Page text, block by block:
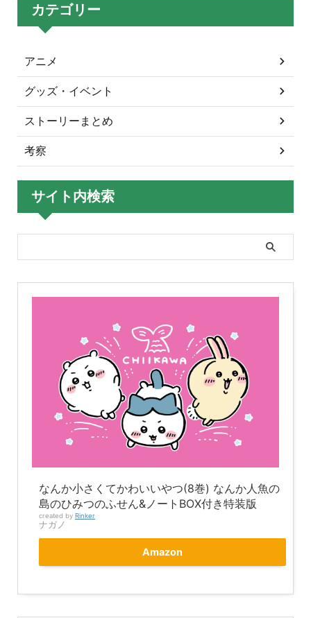
カテゴリー
アニメ
グッズ・イベント
ストーリーまとめ
考察
サイト内検索
なんか小さくてかわいいやつ(8巻) なんか人魚の
島のひみつのふせん&ノートBOX付き特装版
created by Rinker
ナガノ
Amazon